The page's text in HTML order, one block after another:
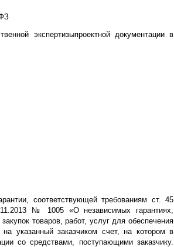
экспертизыпроектной документации в
соответствующей требованиям ст. 45
№ 1005 «О независимых гарантиях,
товаров, работ, услуг для обеспечения
указанный заказчиком счет, на котором в
со средствами, поступающими заказчику.